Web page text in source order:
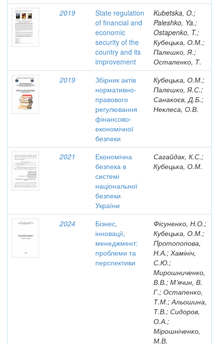
2019
State regulation
of financial and
economic
security of the
country and its
improvement
Kubetska, O.;
Paleshko, Ya.;
Ostapenko, T.;
Кубецька, О.М.;
Палешко, Я.;
Остапенко, Т.
2019
Збірник актів
нормативно-
правового
регулювання
фінансово-
економічної
безпеки
Кубецька, О.М.;
Палешко, Я.С.;
Санакоєв, Д.Б.;
Неклеса, О.В.
2021
Економічна
безпека в
системі
національної
безпеки
України
Сагайдак, К.С.;
Кубецька, О.М.
2024
Бізнес,
інновації,
менеджмент:
проблеми та
перспективи
Фісуненко, Н.О.;
Кубецька, О.М.;
Протопопова,
Н.А.; Хамініч,
С.Ю.;
Мирошниченко,
В.В.; М’ячин, В.
Г.; Остапенко,
Т.М.; Альошина,
Т.В.; Сидоров,
О.А.;
Мірошніченко,
М.В.